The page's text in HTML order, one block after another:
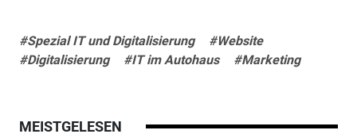
#Spezial IT und Digitalisierung
#Website
#Digitalisierung
#IT im Autohaus #Marketing
MEISTGELESEN